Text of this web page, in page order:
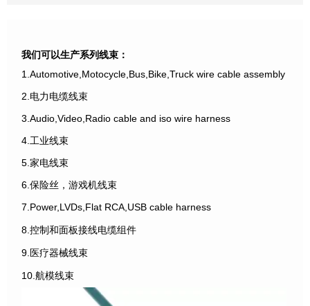
我们可以生产系列线束：
1.Automotive,Motocycle,Bus,Bike,Truck wire cable assembly
2.电力电缆线束
3.Audio,Video,Radio cable and iso wire harness
4.工业线束
5.家电线束
6.保险丝，游戏机线束
7.Power,LVDs,Flat RCA,USB cable harness
8.控制和面板接线电缆组件
9.医疗器械线束
10.航模线束